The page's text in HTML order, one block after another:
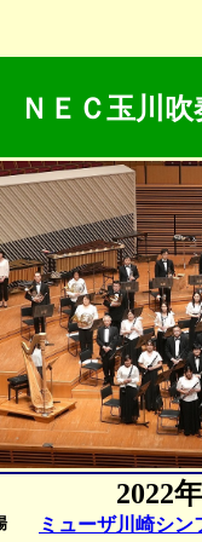
ＮＥＣ玉川吹
2022
ミューザ川崎シン